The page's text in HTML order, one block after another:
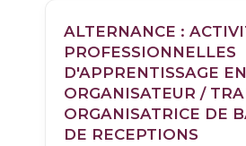
ALTERNANCE :
PROFESSIONNELLES
D'APPRENTISSAGE
ORGANISATEUR /
ORGANISATRICE DE
DE RECEPTIONS